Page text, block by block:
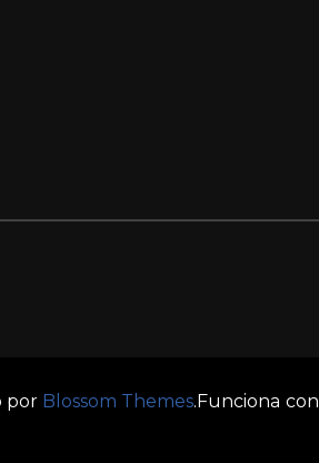
por Blossom Themes.Funciona con